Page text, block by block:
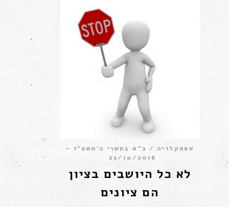
אספקלריה
כ״א בתשרי ה׳תשע״ז –
23/10/2016
לא כל היושבים בציון
הם ציונים